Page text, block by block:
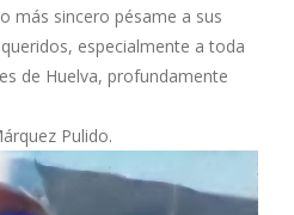
más sincero pésame a sus
especialmente a toda
de Huelva, profundamente
Pulido.